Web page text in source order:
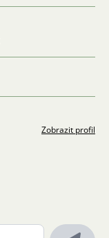
Zobrazit profil